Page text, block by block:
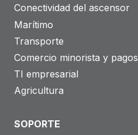
Conectividad del ascensor
Marítimo
Transporte
Comercio minorista y pagos
TI empresarial
Agricultura
SOPORTE